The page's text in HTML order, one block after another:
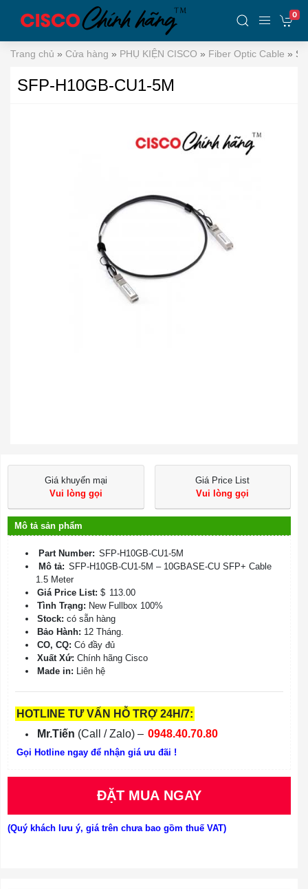
0
Trang chủ » Cửa hàng » PHỤ KIỆN CISCO » Fiber Optic Cable »
SFP-H10GB-CU1-5M
Giá khuyến mại
Vui lòng gọi
Giá Price List
Vui lòng gọi
Mô tả sản phẩm
Part Number: SFP-H10GB-CU1-5M
Mô tả: SFP-H10GB-CU1-5M – 10GBASE-CU SFP+ Cable
1.5 Meter
Giá Price List: $ 113.00
Tình Trạng: New Fullbox 100%
Stock: có sẵn hàng
Bảo Hành: 12 Tháng.
CO, CQ: Có đầy đủ
Xuất Xứ: Chính hãng Cisco
Made in: Liên hệ
HOTLINE TƯ VẤN HỖ TRỢ 24H/7:
Mr.Tiến (Call / Zalo) – 0948.40.70.80
Gọi Hotline ngay để nhận giá ưu đãi !
ĐẶT MUA NGAY
(Quý khách lưu ý, giá trên chưa bao gồm thuế VAT)